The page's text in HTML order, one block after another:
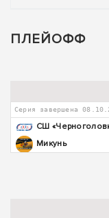
ПЛЕЙОФФ
Серия завершена
СШ
Микунь